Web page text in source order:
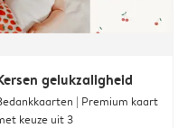
gelukzaligheid
| Premium kaart
keuze uit 3